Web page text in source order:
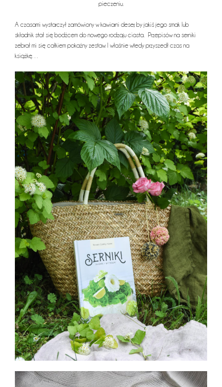
pieczeniu.
A czasami wystarczył zamówiony w kawiarni deser, by jakiś jego smak lub
składnik stał się bodźcem do nowego rodzaju ciasta. Przepisów na serniki
zebrał mi się całkiem pokaźny zestaw. I właśnie wtedy przyszedł czas na
książkę…